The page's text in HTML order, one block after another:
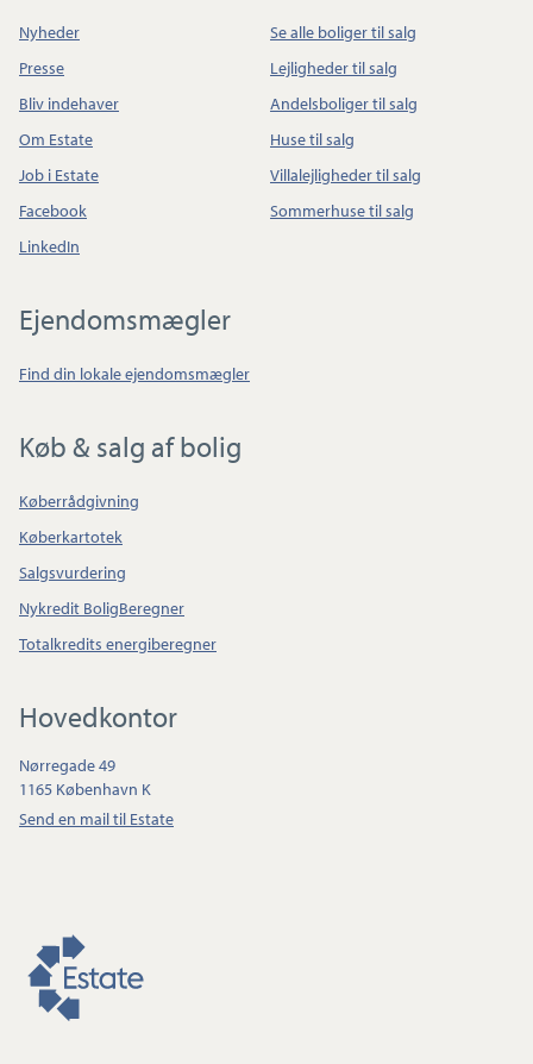
Nyheder
Presse
Bliv indehaver
Om Estate
Job i Estate
Facebook
LinkedIn
Se alle boliger til salg
Lejligheder til salg
Andelsboliger til salg
Huse til salg
Villalejligheder til salg
Sommerhuse til salg
Ejendomsmægler
Find din lokale ejendomsmægler
Køb & salg af bolig
Køberrådgivning
Køberkartotek
Salgsvurdering
Nykredit BoligBeregner
Totalkredits energiberegner
Hovedkontor
Nørregade 49
1165 København K
Send en mail til Estate